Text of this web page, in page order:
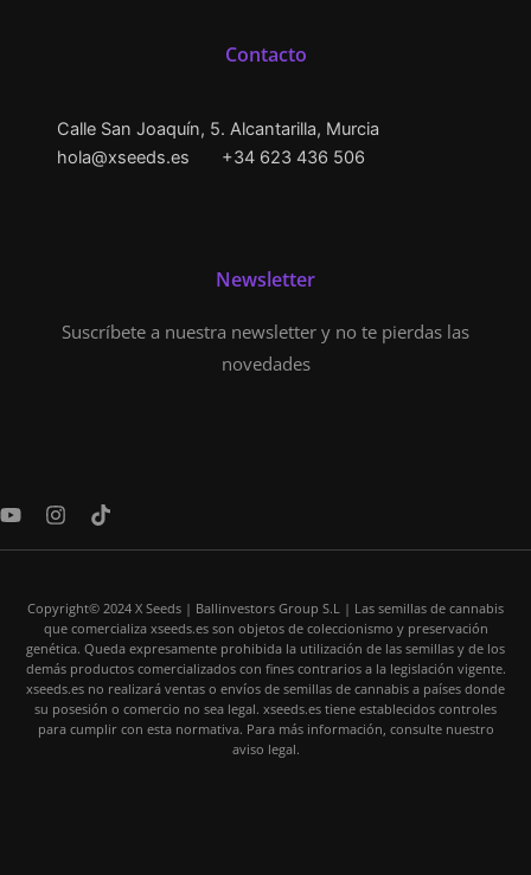
Contacto
Calle San Joaquín, 5. Alcantarilla, Murcia
hola@xseeds.es
+34 623 436 506
Newsletter
Suscríbete a nuestra newsletter y no te pierdas las
novedades
Y
u
I
s
g
r
a
m
T
k
o
k
Copyright© 2024 X Seeds | Ballinvestors Group S.L | Las semillas de cannabis
que comercializa xseeds.es son objetos de coleccionismo y preservación
genética. Queda expresamente prohibida la utilización de las semillas y de los
demás productos comercializados con fines contrarios a la legislación vigente.
xseeds.es no realizará ventas o envíos de semillas de cannabis a países donde
su posesión o comercio no sea legal. xseeds.es tiene establecidos controles
para cumplir con esta normativa. Para más información, consulte nuestro
aviso legal.